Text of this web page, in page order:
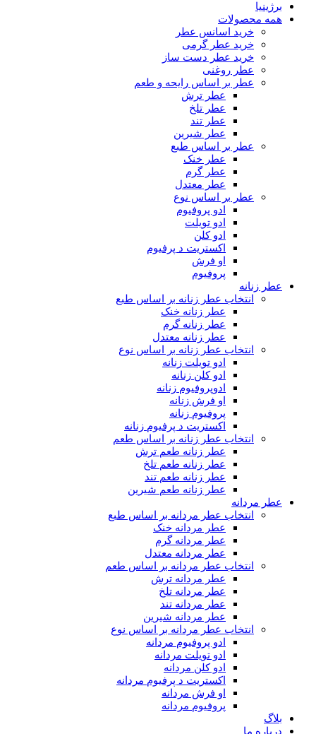
برژینیا
همه محصولات
خرید اسانس عطر
خرید عطر گرمی
خرید عطر دست ساز
عطر روغنی
عطر بر اساس رایحه و طعم
عطر ترش
عطر تلخ
عطر تند
عطر شیرین
عطر بر اساس طبع
عطر خنک
عطر گرم
عطر معتدل
عطر بر اساس نوع
ادو پروفیوم
ادو تویلت
ادو کلن
اکستریت د پرفیوم
او فرش
پروفیوم
عطر زنانه
انتخاب عطر زنانه بر اساس طبع
عطر زنانه خنک
عطر زنانه گرم
عطر زنانه معتدل
انتخاب عطر زنانه بر اساس نوع
ادو تویلت زنانه
ادو کلن زنانه
ادوپروفیوم زنانه
او فرش زنانه
پروفیوم زنانه
اکستریت د پرفیوم زنانه
انتخاب عطر زنانه بر اساس طعم
عطر زنانه طعم ترش
عطر زنانه طعم تلخ
عطر زنانه طعم تند
عطر زنانه طعم شیرین
عطر مردانه
انتخاب عطر مردانه بر اساس طبع
عطر مردانه خنک
عطر مردانه گرم
عطر مردانه معتدل
انتخاب عطر مردانه بر اساس طعم
عطر مردانه ترش
عطر مردانه تلخ
عطر مردانه تند
عطر مردانه شیرین
انتخاب عطر مردانه بر اساس نوع
ادو پروفیوم مردانه
ادو تویلت مردانه
ادو کلن مردانه
اکستریت د پرفیوم مردانه
او فرش مردانه
پروفیوم مردانه
بلاگ
درباره ما